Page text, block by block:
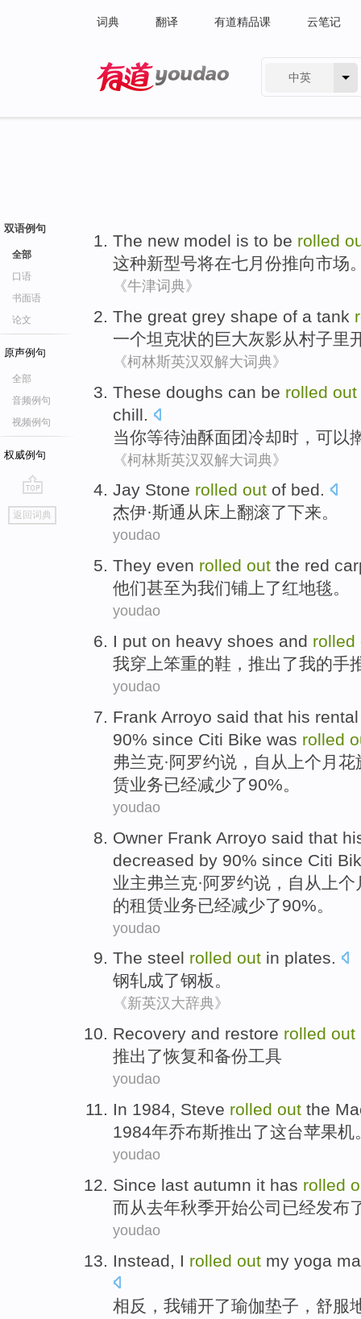
词典 翻译 有道精品课 云笔记
中英
双语例句
全部
口语
书面语
论文
原声例句
全部
音频例句
视频例句
权威例句
go
top
返回词典
The new model is to be rolled
这种新型号将在七月份推向市场
《牛津词典》
The great grey shape of a tank
一个坦克状的巨大灰影从村子里
《柯林斯英汉双解大词典》
These doughs can be rolled out
chill
当你等待油酥面团冷却时 ， 可以
《柯林斯英汉双解大词典》
Jay Stone rolled out of bed.
杰伊·斯通从床上翻滚了下来。
youdao
They even rolled out the red
他们甚至为我们铺上了红地毯。
youdao
I put on heavy shoes and rolled
我穿上笨重的鞋 ， 推出了我的手
youdao
Frank Arroyo said that his rental
90% since Citi Bike was rolled
弗兰克·阿罗约说 ， 自从 上个月 花
赁业务已经减少了90%。
youdao
Owner Frank Arroyo said that
decreased by 90% since Citi
业主弗兰克·阿罗约说 ， 自从
上
的租赁业务已经减少了90%。
youdao
The steel rolled out in plates.
钢轧成了钢板。
《新英汉大辞典》
Recovery and restore rolled out
推出了恢复和备份工具
youdao
In 1984, Steve rolled out the
1984年乔布斯推出了这台苹果机
youdao
Since last autumn it has rolled
而从去年秋季开始公司 已经发布
youdao
Instead I rolled out my yoga
相反 ， 我铺开了瑜伽垫子 ， 舒服